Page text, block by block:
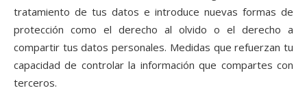
tratamiento de tus datos e introduce nuevas formas de
protección como el derecho al olvido o el derecho a
compartir tus datos personales. Medidas que refuerzan tu
capacidad de controlar la información que compartes con
terceros.